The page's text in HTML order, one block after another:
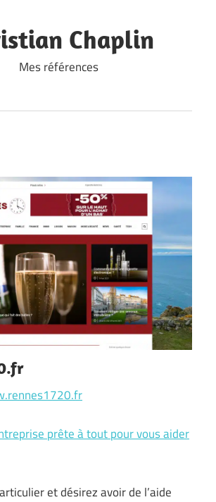
Chaplin
Mes références
prête à tout pour vous aider
et désirez avoir de l’aide